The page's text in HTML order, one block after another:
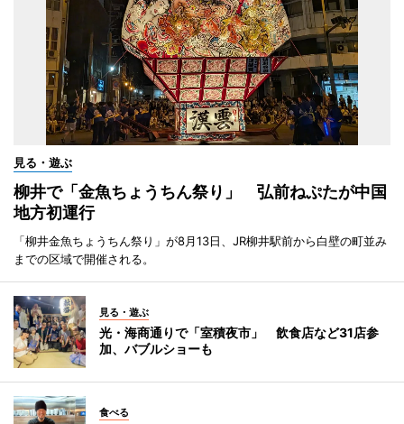
見る・遊ぶ
柳井で「金魚ちょうちん祭り」 弘前ねぷたが中国
地方初運行
「柳井金魚ちょうちん祭り」が8月13日、JR柳井駅前から白壁の町並み
までの区域で開催される。
見る・遊ぶ
光・海商通りで「室積夜市」 飲食店など31店参
加、バブルショーも
食べる